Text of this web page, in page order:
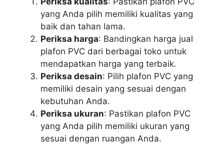
yang Anda pilih memiliki kualitas yang
baik dan tahan lama.
Periksa harga: Bandingkan harga jual
plafon PVC dari berbagai toko untuk
mendapatkan harga yang terbaik.
Periksa desain: Pilih plafon PVC yang
memiliki desain yang sesuai dengan
kebutuhan Anda.
Periksa ukuran: Pastikan plafon PVC
yang Anda pilih memiliki ukuran yang
sesuai dengan ruangan Anda.